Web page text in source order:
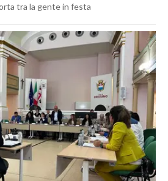
tra la gente in festa